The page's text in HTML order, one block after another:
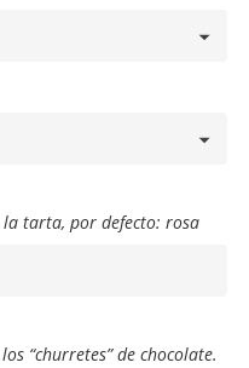
tarta, por defecto: rosa
“churretes” de chocolate.